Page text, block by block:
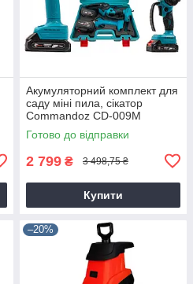
Акумуляторний комплект для
саду міні пила, сікатор
Commandoz CD-009M
Готово до відправки
2 799 ₴ 3 498,75 ₴
Купити
–20%